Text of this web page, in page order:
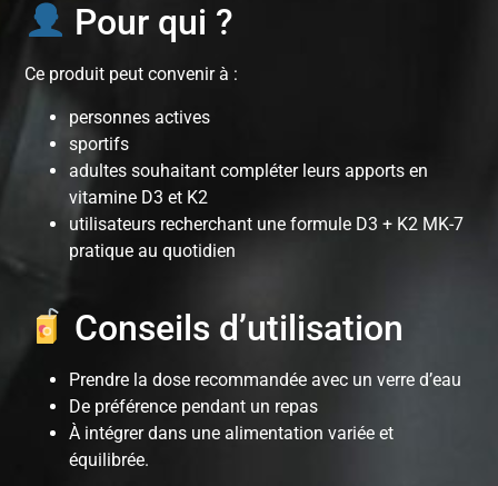
Pour qui ?
Ce produit peut convenir à :
personnes actives
sportifs
adultes souhaitant compléter leurs apports en
vitamine D3 et K2
utilisateurs recherchant une formule D3 + K2 MK-7
pratique au quotidien
Conseils d’utilisation
Prendre la dose recommandée avec un verre d’eau
De préférence pendant un repas
À intégrer dans une alimentation variée et
équilibrée.